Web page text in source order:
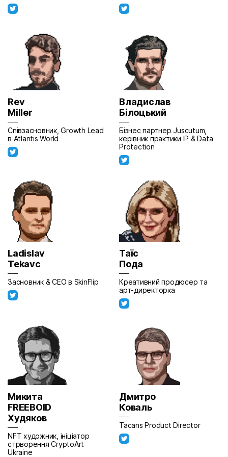
Rev
Miller
Співзасновник, Growth Lead
в Atlantis World
Владислав
Білоцький
Бізнес партнер Juscutum,
керівник практики IP & Data
Protection
Ladislav
Tekavc
Засновник & CEO в SkinFlip
Таїс
Пода
Креативний продюсер та
арт-директорка
Микита
FREEBOID
Худяков
NFT художник, ініціатор
стрворення CryptoArt
Ukraine
Дмитро
Коваль
Tacans Product Director